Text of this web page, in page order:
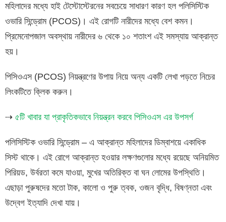
মহিলাদের মধ্যে হাই টেস্টোস্টেরনের সবচেয়ে সাধারণ কারণ হল পলিসিস্টিক
ওভারি সিন্ড্রোম (PCOS)। এই রোগটি নারীদের মধ্যে বেশ কমন।
প্রিমেনোপজাল অবস্থায় নারীদের ৬ থেকে ১০ শতাংশ এই সমস্যায় আক্রান্ত
হয়।
পিসিওএস (PCOS) নিয়ন্ত্রণের উপায় নিয়ে অন্য একটি লেখা পড়তে নিচের
লিংকটিতে ক্লিক করুন।
⇢ ৫টি খাবার যা প্রাকৃতিকভাবে নিয়ন্ত্রন করবে পিসিওএস এর উপসর্গ
পলিসিস্টিক ওভারি সিন্ড্রোম – এ আক্রান্ত মহিলাদের ডিম্বাশয়ে একাধিক
সিস্ট থাকে। এই রোগে আক্রান্ত হওয়ার লক্ষণগুলোর মধ্যে রয়েছে অনিয়মিত
পিরিয়ড, উর্বরতা কমে যাওয়া, মুখের অতিরিক্ত বা ঘন লোমের উপস্থিতি।
এছাড়া পুরুষদের মতো টাক, কালো ও পুরু ত্বক, ওজন বৃদ্ধি, বিষণ্নতা এবং
উদ্বেগ ইত্যাদি দেখা যায়।